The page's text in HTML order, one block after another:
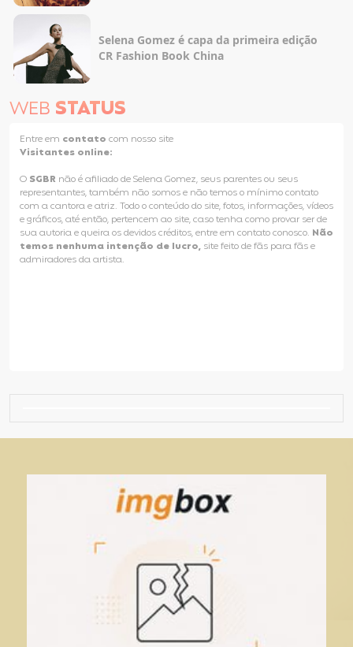
Selena Gomez é capa da primeira edição
CR Fashion Book China
WEB STATUS
Entre em contato com nosso site
Visitantes online:
O SGBR não é afiliado de Selena Gomez, seus parentes ou seus
representantes, também não somos e não temos o mínimo contato
com a cantora e atriz. Todo o conteúdo do site, fotos, informações, vídeos
e gráficos, até então, pertencem ao site, caso tenha como provar ser de
sua autoria e queira os devidos créditos, entre em contato conosco. Não
temos nenhuma intenção de lucro, site feito de fãs para fãs e
admiradores da artista.